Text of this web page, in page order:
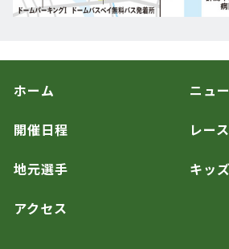
ホーム ニュ
開催日程 レー
地元選手 キッ
アクセス